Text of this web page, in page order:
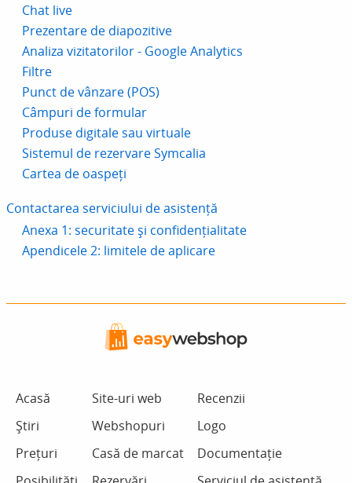
Chat live
Prezentare de diapozitive
Analiza vizitatorilor - Google Analytics
Filtre
Punct de vânzare (POS)
Câmpuri de formular
Produse digitale sau virtuale
Sistemul de rezervare Symcalia
Cartea de oaspeți
Contactarea serviciului de asistență
Anexa 1: securitate și confidențialitate
Apendicele 2: limitele de aplicare
Acasă
Știri
Prețuri
Site-uri web
Webshopuri
Casă de marcat
Recenzii
Logo
Documentație